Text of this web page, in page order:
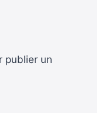
publier un